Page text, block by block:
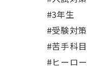
#3年生
#受験対策
#苦手科
#ヒーロ